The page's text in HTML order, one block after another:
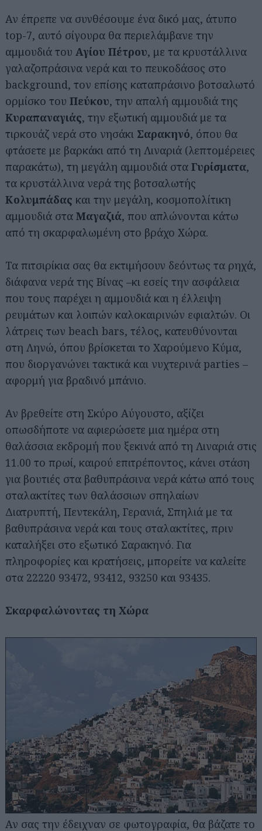
Αν έπρεπε να συνθέσουμε ένα δικό μας, άτυπο
top-7, αυτό σίγουρα θα περιελάμβανε την
αμμουδιά του Αγίου Πέτρου, με τα κρυστάλλινα
γαλαζοπράσινα νερά και το πευκοδάσος στο
background, τον επίσης καταπράσινο βοτσαλωτό
ορμίσκο του Πεύκου, την απαλή αμμουδιά της
Κυραπαναγιάς, την εξωτική αμμουδιά με τα
τιρκουάζ νερά στο νησάκι Σαρακηνό, όπου θα
φτάσετε με βαρκάκι από τη Λιναριά (λεπτομέρειες
παρακάτω), τη μεγάλη αμμουδιά στα Γυρίσματα,
τα κρυστάλλινα νερά της βοτσαλωτής
Κολυμπάδας και την μεγάλη, κοσμοπολίτικη
αμμουδιά στα Μαγαζιά, που απλώνονται κάτω
από τη σκαρφαλωμένη στο βράχο Χώρα.
Τα πιτσιρίκια σας θα εκτιμήσουν δεόντως τα ρηχά,
διάφανα νερά της Βίνας –κι εσείς την ασφάλεια
που τους παρέχει η αμμουδιά και η έλλειψη
ρευμάτων και λοιπών καλοκαιρινών εφιαλτών. Οι
λάτρεις των beach bars, τέλος, κατευθύνονται
στη Ληνώ, όπου βρίσκεται το Χαρούμενο Κύμα,
που διοργανώνει τακτικά και νυχτερινά parties –
αφορμή για βραδινό μπάνιο.
Αν βρεθείτε στη Σκύρο Αύγουστο, αξίζει
οπωσδήποτε να αφιερώσετε μια ημέρα στη
θαλάσσια εκδρομή που ξεκινά από τη Λιναριά στις
11.00 το πρωί, καιρού επιτρέποντος, κάνει στάση
για βουτιές στα βαθυπράσινα νερά κάτω από τους
σταλακτίτες των θαλάσσιων σπηλαίων
Διατρυπτή, Πεντεκάλη, Γερανιά, Σπηλιά με τα
βαθυπράσινα νερά και τους σταλακτίτες, πριν
καταλήξει στο εξωτικό Σαρακηνό. Για
πληροφορίες και κρατήσεις, μπορείτε να καλείτε
στα 22220 93472, 93412, 93250 και 93435.
Σκαρφαλώνοντας τη Χώρα
Αν σας την έδειχναν σε φωτογραφία, θα βάζατε το